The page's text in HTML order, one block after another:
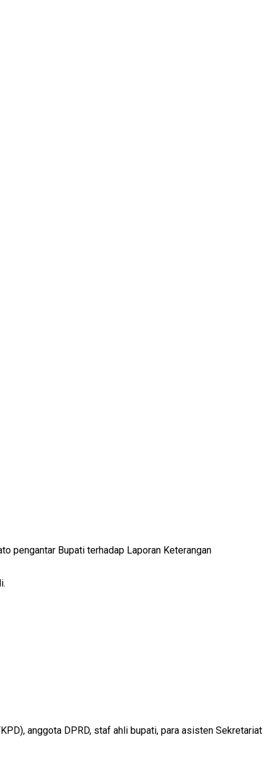
pengantar Bupati terhadap Laporan Keterangan
anggota DPRD, staf ahli bupati, para asisten Sekretariat